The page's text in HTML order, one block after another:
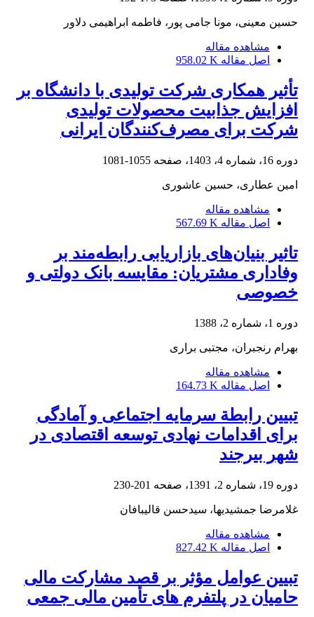
حسین معینی، مونا جامی پور، فاطمه ابراهیمی دلاور
مشاهده مقاله
اصل مقاله 958.02 K
تأثیر همکاری شرکت تولیدی با دانشگاه بر
افزایش جذابیت محصولات تولیدی
شرکت برای مصرف‌کنندگان ایرانی
دوره 16، شماره 4، 1403، صفحه 1055-1081
امین عطاری، حسین عاشوری
مشاهده مقاله
اصل مقاله 567.69 K
تاثیر بنیان‌های بازاریابی رابطه‌مند بر
وفاداری مشتریان: مقایسه بانک‌ دولتی و
خصوصی
دوره 1، شماره 2، 1388
بهرام رنجبران، مجتبی براری
مشاهده مقاله
اصل مقاله 164.73 K
تبیین رابطة سرمایه اجتماعی و آمادگی
برای اقدامات نهادی توسعه اقتصادی در
شهر بیرجند
دوره 19، شماره 2، 1391، صفحه 201-230
غلامرضا جمشیدیها، سیدحسن قالیبافان
مشاهده مقاله
اصل مقاله 827.42 K
تبیین عوامل مؤثر بر قصد مشارکت مالی
حامیان در پلتفرم ‏های تأمین مالی جمعی